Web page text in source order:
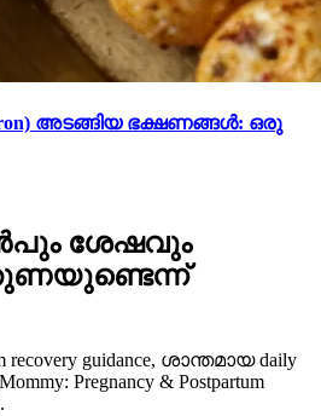
അടങ്ങിയ ഭക്ഷണങ്ങൾ: ഒരു
ശേഷവും
recovery guidance, ശാന്തമായ daily
Pregnancy & Postpartum